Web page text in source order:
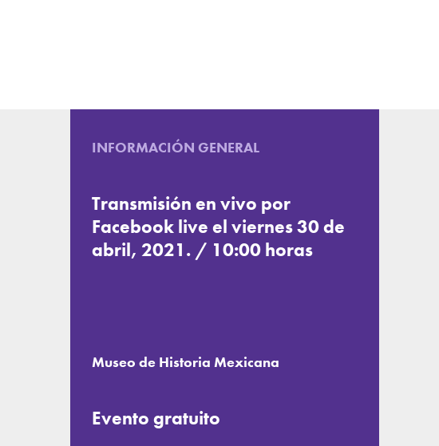
INFORMACIÓN GENERAL
Transmisión en vivo por
Facebook live el viernes 30 de
abril, 2021. / 10:00 horas
Museo de Historia Mexicana
Evento gratuito